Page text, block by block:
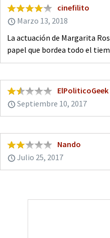
cinefilito
Marzo 13, 2018
La actuación de Margarita
papel que bordea todo el
ElPoliticoGeek
Septiembre 10, 2017
Nando
Julio 25, 2017